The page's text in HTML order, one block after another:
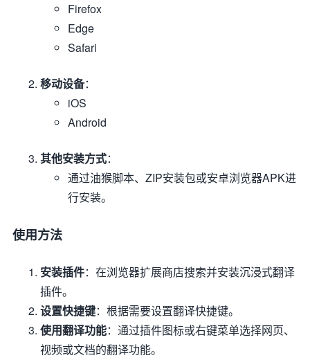
Firefox
Edge
Safari
移动设备：
iOS
Android
其他安装方式：
通过油猴脚本、ZIP安装包或安卓浏览器APK进
行安装。
使用方法
安装插件：在浏览器扩展商店搜索并安装沉浸式翻译
插件。
设置快捷键：根据需要设置翻译快捷键。
使用翻译功能：通过插件图标或右键菜单选择网页、
视频或文档的翻译功能。